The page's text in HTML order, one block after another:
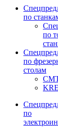
по
по
по
столам
по